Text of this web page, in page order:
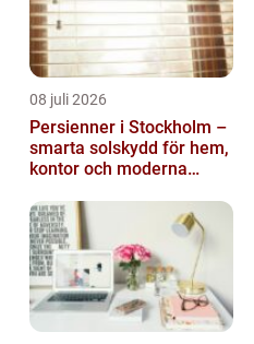
08 juli 2026
Persienner i Stockholm –
smarta solskydd för hem,
kontor och moderna